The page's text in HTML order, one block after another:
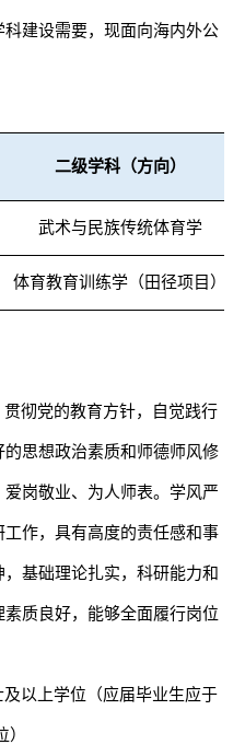
建设需要，现面向海内外公
二级学科（方向）
武术与民族传统体育学
体育教育训练学（田径项目）
彻党的教育方针，自觉践行
思想政治素质和师德师风修
岗敬业、为人师表。学风严
作，具有高度的责任感和事
基础理论扎实，科研能力和
质良好，能够全面履行岗位
以上学位（应届毕业生应于